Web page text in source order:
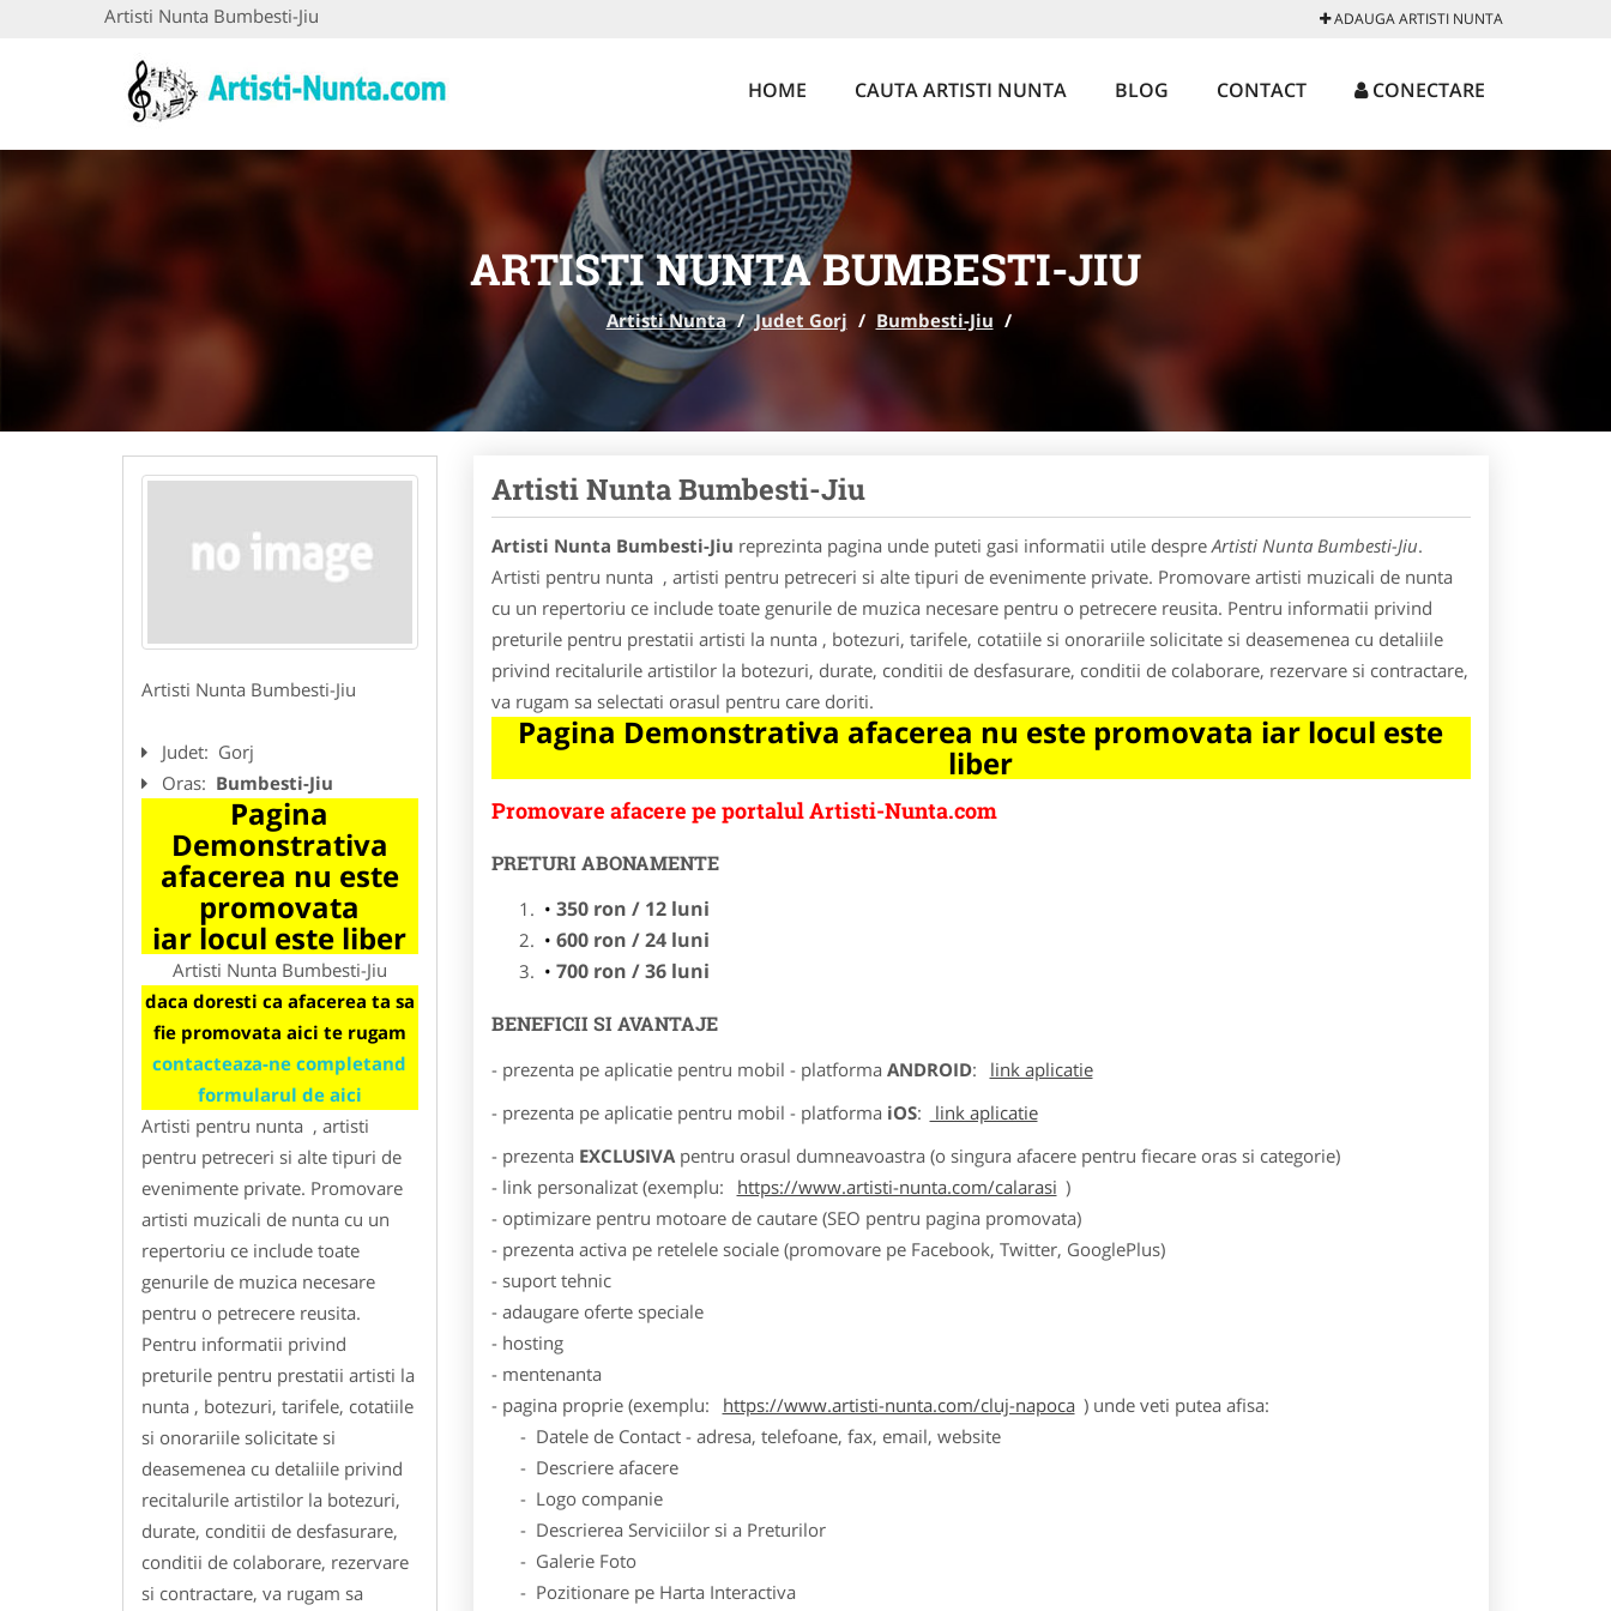
Artisti Nunta Bumbesti-Jiu ADAUGA ARTISTI NUNTA
HOME CAUTA ARTISTI NUNTA BLOG CONTACT CONECTARE
ARTISTI NUNTA BUMBESTI-JIU
Artisti Nunta / Judet Gorj / Bumbesti-Jiu /
Artisti Nunta Bumbesti-Jiu
Judet: Gorj
Oras: Bumbesti-Jiu
Pagina
Demonstrativa
afacerea nu este
promovata
iar locul este liber
Artisti Nunta Bumbesti-Jiu
daca doresti ca afacerea ta sa
fie promovata aici te rugam
contacteaza-ne completand
formularul de aici
Artisti pentru nunta , artisti
pentru petreceri si alte tipuri de
evenimente private. Promovare
artisti muzicali de nunta cu un
repertoriu ce include toate
genurile de muzica necesare
pentru o petrecere reusita.
Pentru informatii privind
preturile pentru prestatii artisti la
nunta , botezuri, tarifele, cotatiile
si onorariile solicitate si
deasemenea cu detaliile privind
recitalurile artistilor la botezuri,
durate, conditii de desfasurare,
conditii de colaborare, rezervare
si contractare, va rugam sa
Artisti Nunta Bumbesti-Jiu
Artisti Nunta Bumbesti-Jiu reprezinta pagina unde puteti gasi informatii utile despreArtisti Nunta Bumbesti-Jiu.
Artisti pentru nunta , artisti pentru petreceri si alte tipuri de evenimente private. Promovare artisti muzicali de nunta
cu un repertoriu ce include toate genurile de muzica necesare pentru o petrecere reusita. Pentru informatii privind
preturile pentru prestatii artisti la nunta , botezuri, tarifele, cotatiile si onorariile solicitate si deasemenea cu detaliile
privind recitalurile artistilor la botezuri, durate, conditii de desfasurare, conditii de colaborare, rezervare si contractare,
va rugam sa selectati orasul pentru care doriti.
Pagina Demonstrativa afacerea nu este promovata iar locul este
liber
Promovare afacere pe portalul Artisti-Nunta.com
PRETURI ABONAMENTE
350 ron / 12 luni
600 ron / 24 luni
700 ron / 36 luni
BENEFICII SI AVANTAJE
- prezenta pe aplicatie pentru mobil - platforma ANDROID:
link aplicatie
- prezenta pe aplicatie pentru mobil - platforma iOS:
link aplicatie
- prezenta EXCLUSIVApentru orasul dumneavoastra (o singura afacere pentru fiecare oras si categorie)
- link personalizat (exemplu:
https://www.artisti-nunta.com/calarasi )
- optimizare pentru motoare de cautare (SEO pentru pagina promovata)
- prezenta activa pe retelele sociale (promovare pe Facebook, Twitter, GooglePlus)
- suport tehnic
- adaugare oferte speciale
- hosting
- mentenanta
- pagina proprie (exemplu:
https://www.artisti-nunta.com/cluj-napoca ) unde veti putea afisa:
- Datele de Contact - adresa, telefoane, fax, email, website
- Descriere afacere
- Logo companie
- Descrierea Serviciilor si a Preturilor
- Galerie Foto
- Pozitionare pe Harta Interactiva